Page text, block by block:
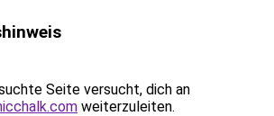
Seite versucht, dich an
weiterzuleiten.